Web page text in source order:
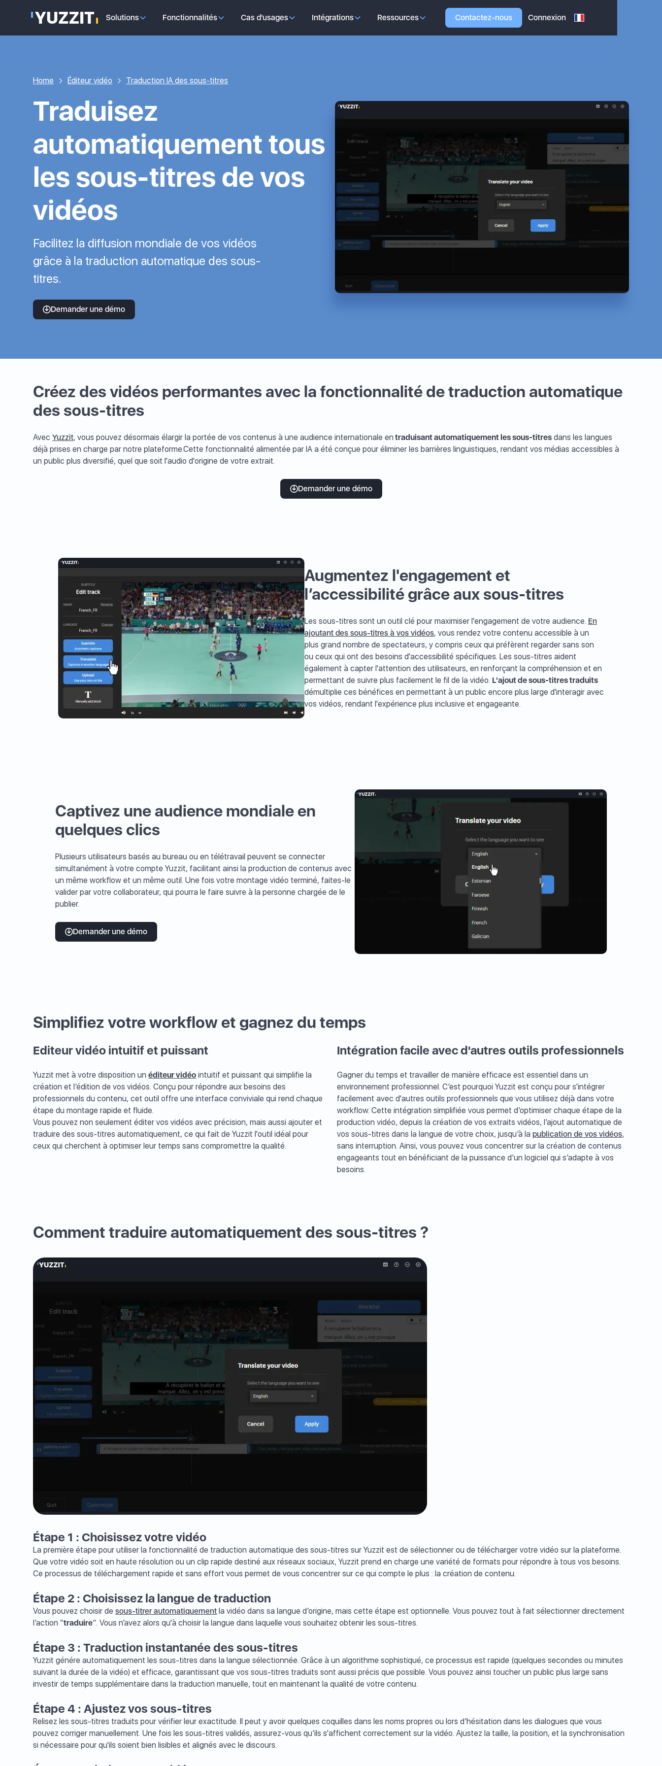
Solutions Fonctionnalités Cas d'usages Intégrations Ressources Contactez-nous Connexion
Home Éditeur vidéo Traduction IA des sous-titres
Traduisez
automatiquement tous
les sous-titres de vos
vidéos
Facilitez la diffusion mondiale de vos vidéos
grâce à la traduction automatique des sous-
titres.
Demander une démo
Créez des vidéos performantes avec la fonctionnalité de traduction automatique
des sous-titres
AvecYuzzit, vous pouvez désormais élargir la portée de vos contenus à une audience internationale en traduisant automatiquement les sous-titres dans les langues
déjà prises en charge par notre plateforme.Cette fonctionnalité alimentée par IA a été conçue pour éliminer les barrières linguistiques, rendant vos médias accessibles à
un public plus diversifié, quel que soit l'audio d'origine de votre extrait.
Demander une démo
Augmentez l'engagement et
l’accessibilité grâce aux sous-titres
Les sous-titres sont un outil clé pour maximiser l'engagement de votre audience. En
ajoutant des sous-titres à vos vidéos, vous rendez votre contenu accessible à un
plus grand nombre de spectateurs, y compris ceux qui préfèrent regarder sans son
ou ceux qui ont des besoins d'accessibilité spécifiques. Les sous-titres aident
également à capter l'attention des utilisateurs, en renforçant la compréhension et en
permettant de suivre plus facilement le fil de la vidéo. L'ajout de sous-titres traduits
démultiplie ces bénéfices en permettant à un public encore plus large d'interagir avec
vos vidéos, rendant l'expérience plus inclusive et engageante.
Captivez une audience mondiale en
quelques clics
Plusieurs utilisateurs basés au bureau ou en télétravail peuvent se connecter
simultanément à votre compte Yuzzit, facilitant ainsi la production de contenus avec
un même workflow et un même outil. Une fois votre montage vidéo terminé, faites-le
valider par votre collaborateur, qui pourra le faire suivre à la personne chargée de le
publier.
Demander une démo
Simplifiez votre workflow et gagnez du temps
Editeur vidéo intuitif et puissant
Yuzzit met à votre disposition unéditeur vidéo intuitif et puissant qui simplifie la
création et l’édition de vos vidéos. Conçu pour répondre aux besoins des
professionnels du contenu, cet outil offre une interface conviviale qui rend chaque
étape du montage rapide et fluide.
Vous pouvez non seulement éditer vos vidéos avec précision, mais aussi ajouter et
traduire des sous-titres automatiquement, ce qui fait de Yuzzit l'outil idéal pour
ceux qui cherchent à optimiser leur temps sans compromettre la qualité.
Intégration facile avec d'autres outils professionnels
Gagner du temps et travailler de manière efficace est essentiel dans un
environnement professionnel. C’est pourquoi Yuzzit est conçu pour s'intégrer
facilement avec d'autres outils professionnels que vous utilisez déjà dans votre
workflow. Cette intégration simplifiée vous permet d’optimiser chaque étape de la
production vidéo, depuis la création de vos extraits vidéos, l’ajout automatique de
vos sous-titres dans la langue de votre choix, jusqu’à la publication de vos vidéos,
sans interruption. Ainsi, vous pouvez vous concentrer sur la création de contenus
engageants tout en bénéficiant de la puissance d’un logiciel qui s’adapte à vos
besoins.
Comment traduire automatiquement des sous-titres ?
Étape 1 : Choisissez votre vidéo
La première étape pour utiliser la fonctionnalité de traduction automatique des sous-titres sur Yuzzit est de sélectionner ou de télécharger votre vidéo sur la plateforme.
Que votre vidéo soit en haute résolution ou un clip rapide destiné aux réseaux sociaux, Yuzzit prend en charge une variété de formats pour répondre à tous vos besoins.
Ce processus de téléchargement rapide et sans effort vous permet de vous concentrer sur ce qui compte le plus : la création de contenu.
Étape 2 : Choisissez la langue de traduction
Vous pouvez choisir desous-titrer automatiquement la vidéo dans sa langue d’origine, mais cette étape est optionnelle. Vous pouvez tout à fait sélectionner directement
l’action “traduire”. Vous n’avez alors qu'à choisir la langue dans laquelle vous souhaitez obtenir les sous-titres.
Étape 3 : Traduction instantanée des sous-titres
Yuzzit génére automatiquement les sous-titres dans la langue sélectionnée. Grâce à un algorithme sophistiqué, ce processus est rapide (quelques secondes ou minutes
suivant la durée de la vidéo) et efficace, garantissant que vos sous-titres traduits sont aussi précis que possible. Vous pouvez ainsi toucher un public plus large sans
investir de temps supplémentaire dans la traduction manuelle, tout en maintenant la qualité de votre contenu.
Étape 4 : Ajustez vos sous-titres
Relisez les sous-titres traduits pour vérifier leur exactitude. Il peut y avoir quelques coquilles dans les noms propres ou lors d’hésitation dans les dialogues que vous
pouvez corriger manuellement. Une fois les sous-titres validés, assurez-vous qu’ils s'affichent correctement sur la vidéo. Ajustez la taille, la position, et la synchronisation
si nécessaire pour qu'ils soient bien lisibles et alignés avec le discours.